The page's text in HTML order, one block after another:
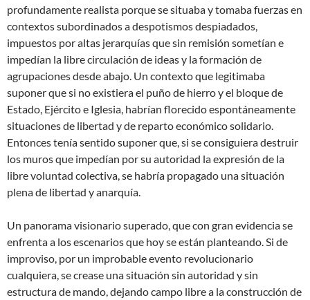
profundamente realista porque se situaba y tomaba fuerzas en
contextos subordinados a despotismos despiadados,
impuestos por altas jerarquías que sin remisión sometían e
impedían la libre circulación de ideas y la formación de
agrupaciones desde abajo. Un contexto que legitimaba
suponer que si no existiera el puño de hierro y el bloque de
Estado, Ejército e Iglesia, habrían florecido espontáneamente
situaciones de libertad y de reparto económico solidario.
Entonces tenía sentido suponer que, si se consiguiera destruir
los muros que impedían por su autoridad la expresión de la
libre voluntad colectiva, se habría propagado una situación
plena de libertad y anarquía.
Un panorama visionario superado, que con gran evidencia se
enfrenta a los escenarios que hoy se están planteando. Si de
improviso, por un improbable evento revolucionario
cualquiera, se crease una situación sin autoridad y sin
estructura de mando, dejando campo libre a la construcción de